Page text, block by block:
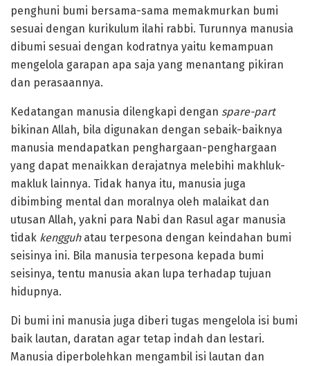
penghuni bumi bersama-sama memakmurkan bumi
sesuai dengan kurikulum ilahi rabbi. Turunnya manusia
dibumi sesuai dengan kodratnya yaitu kemampuan
mengelola garapan apa saja yang menantang pikiran
dan perasaannya.
Kedatangan manusia dilengkapi dengan spare-part
bikinan Allah, bila digunakan dengan sebaik-baiknya
manusia mendapatkan penghargaan-penghargaan
yang dapat menaikkan derajatnya melebihi makhluk-
makluk lainnya. Tidak hanya itu, manusia juga
dibimbing mental dan moralnya oleh malaikat dan
utusan Allah, yakni para Nabi dan Rasul agar manusia
tidak kengguh atau terpesona dengan keindahan bumi
seisinya ini. Bila manusia terpesona kepada bumi
seisinya, tentu manusia akan lupa terhadap tujuan
hidupnya.
Di bumi ini manusia juga diberi tugas mengelola isi bumi
baik lautan, daratan agar tetap indah dan lestari.
Manusia diperbolehkan mengambil isi lautan dan